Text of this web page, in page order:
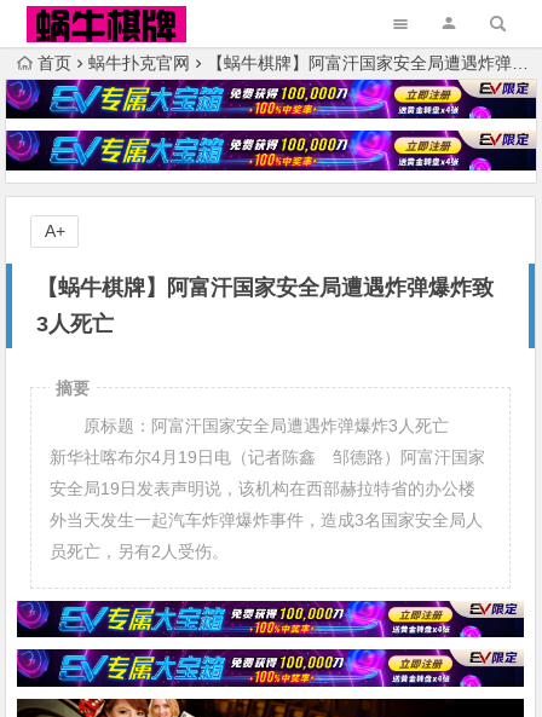
首页 蜗牛扑克官网 【蜗牛棋牌】阿富汗国家安全局遭遇炸弹爆炸致3人死亡
【蜗牛棋牌】阿富汗国家安全局遭遇炸弹爆炸致
3人死亡
A+
摘要
原标题：阿富汗国家安全局遭遇炸弹爆炸3人死亡
新华社喀布尔4月19日电（记者陈鑫 邹德路）阿富汗国家
安全局19日发表声明说，该机构在西部赫拉特省的办公楼
外当天发生一起汽车炸弹爆炸事件，造成3名国家安全局人
员死亡，另有2人受伤。